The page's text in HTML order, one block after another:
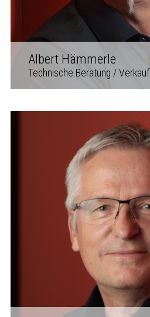
Albert Hämmerle
Technische Beratung / Verkauf